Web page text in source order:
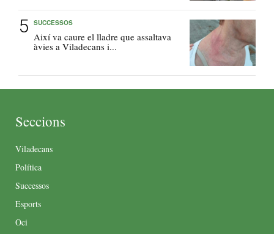
SUCCESSOS
Així va caure el lladre que assaltava
àvies a Viladecans i...
Seccions
Viladecans
Política
Successos
Esports
Oci